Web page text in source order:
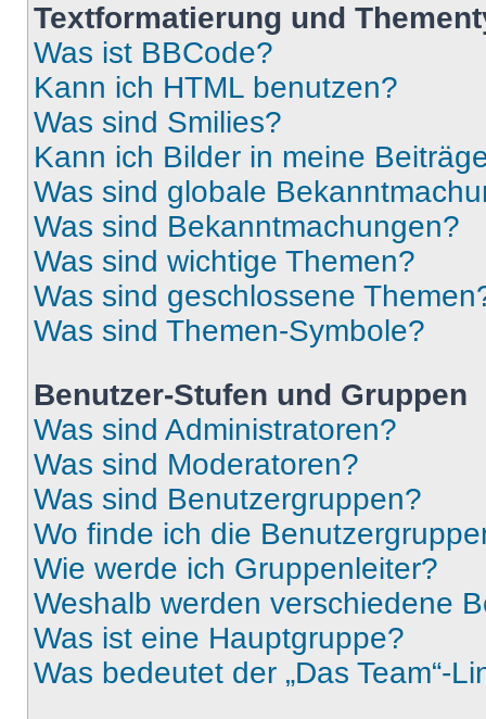
Textformatierung und
Was ist BBCode?
Kann ich HTML benutzen?
Was sind Smilies?
Kann ich Bilder in meine
Was sind globale
Was sind Bekanntmachungen?
Was sind wichtige Themen?
Was sind geschlossene
Was sind Themen-Symbole?
Benutzer-Stufen und Gruppen
Was sind Administratoren?
Was sind Moderatoren?
Was sind Benutzergruppen?
Wo finde ich die
Wie werde ich Gruppenleiter?
Weshalb werden verschiedene
Was ist eine Hauptgruppe?
Was bedeutet der „Das Team“-